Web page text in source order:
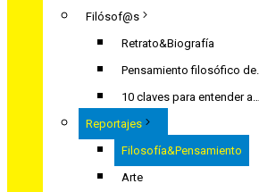
Filósof@s
Retrato&Biografía
Pensamiento filosófico de…
10 claves para entender a…
Reportajes
Filosofía&Pensamiento
Arte